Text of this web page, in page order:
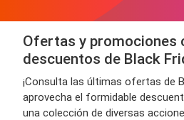
Ofertas y promociones
descuentos de Black
¡Consulta las últimas ofertas de
aprovecha el formidable
una colección de diversas